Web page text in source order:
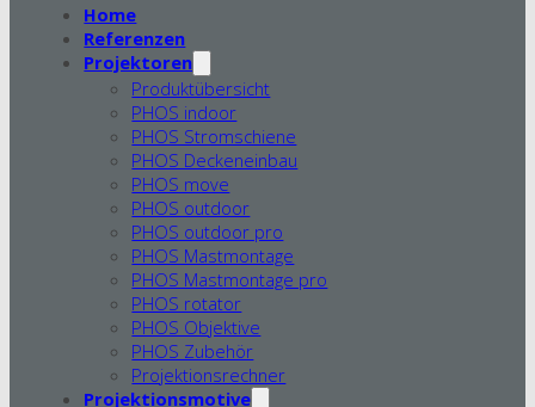
Home
Referenzen
Projektoren
Produktübersicht
PHOS indoor
PHOS Stromschiene
PHOS Deckeneinbau
PHOS move
PHOS outdoor
PHOS outdoor pro
PHOS Mastmontage
PHOS Mastmontage pro
PHOS rotator
PHOS Objektive
PHOS Zubehör
Projektionsrechner
Projektionsmotive